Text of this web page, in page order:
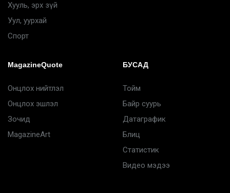
Хууль, эрх зүй
Уул, уурхай
Спорт
MagazineQuote
Онцлох нийтлэл
Онцлох эшлэл
Зочид
MagazineArt
БУСАД
Тойм
Байр суурь
Датаграфик
Блиц
Статистик
Видео мэдээ